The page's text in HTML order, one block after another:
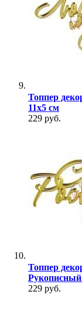
Топпер
11х5 см
229 руб.
Топпер
Рукописный
229 руб.